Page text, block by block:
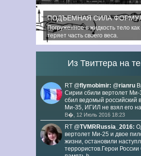
невиданными темпами. Для того,
чтобы стать...
ПОДЪЕМНАЯ СИЛА
Погруженное в жидкость тело
теряет часть своего веса.
Подъемная...
Из Твиттера на
RT @flymobimir: @rianru
Сирии сбили вертолет
сбил ведомый российский
Ми-35, ИГИЛ не взял его
В�, 12 Июль 2016 18:23
RT @TVMRRussia_2016:
вертолет Ми-25 и двое
жизни, остановили
террористов.Герои России